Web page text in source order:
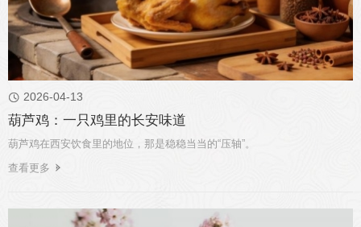
 2026-04-13
葫芦鸡：一只鸡里的长安味道
葫芦鸡在西安饮食里的地位，那是稳稳当当的“压轴”。
查看更多